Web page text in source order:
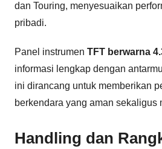
dan Touring, menyesuaikan
pribadi.
Panel instrumen TFT berwarna
informasi lengkap dengan
ini dirancang untuk memberikan
berkendara yang aman sekaligus
Handling dan